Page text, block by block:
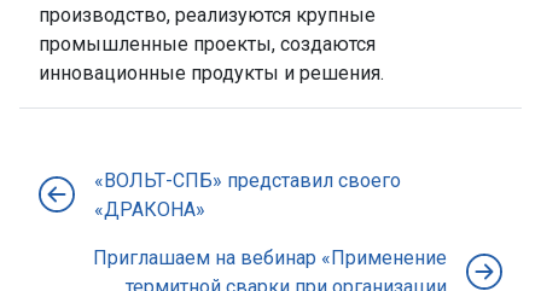
производство, реализуются крупные
промышленные проекты, создаются
инновационные продукты и решения.
«ВОЛЬТ-СПБ» представил своего
«ДРАКОНА»
Приглашаем на вебинар «Применение
термитной сварки при организации